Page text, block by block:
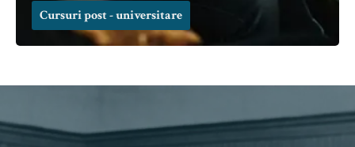
Cursuri post - universitare